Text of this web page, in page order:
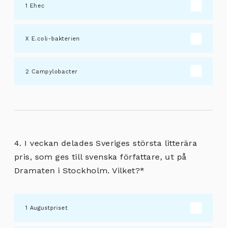
Ehec
E.coli-bakterien
Campylobacter
4. I veckan delades Sveriges största litterära
pris, som ges till svenska författare, ut på
Dramaten i Stockholm. Vilket?*
Augustpriset